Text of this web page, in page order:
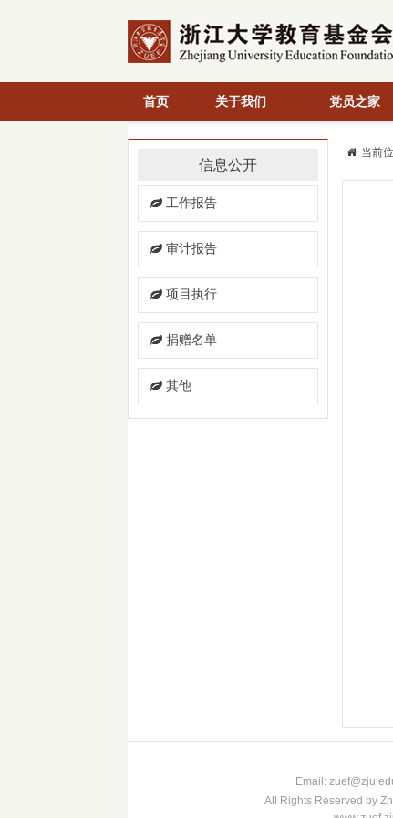
首页 关于我们 党员之家
信息公开
工作报告
审计报告
项目执行
捐赠名单
其他
当前
Email:
All Rights Reserved by